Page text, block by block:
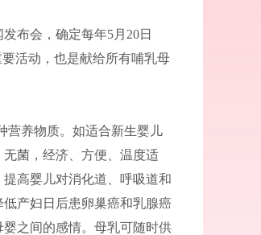
布会，确定每年5月20日
活动，也是献给所有哺乳母
营养物质。如适合新生婴儿
菌，经济、方便、温度适
高婴儿对消化道、呼吸道和
产妇日后患卵巢癌和乳腺癌
之间的感情。母乳可随时供